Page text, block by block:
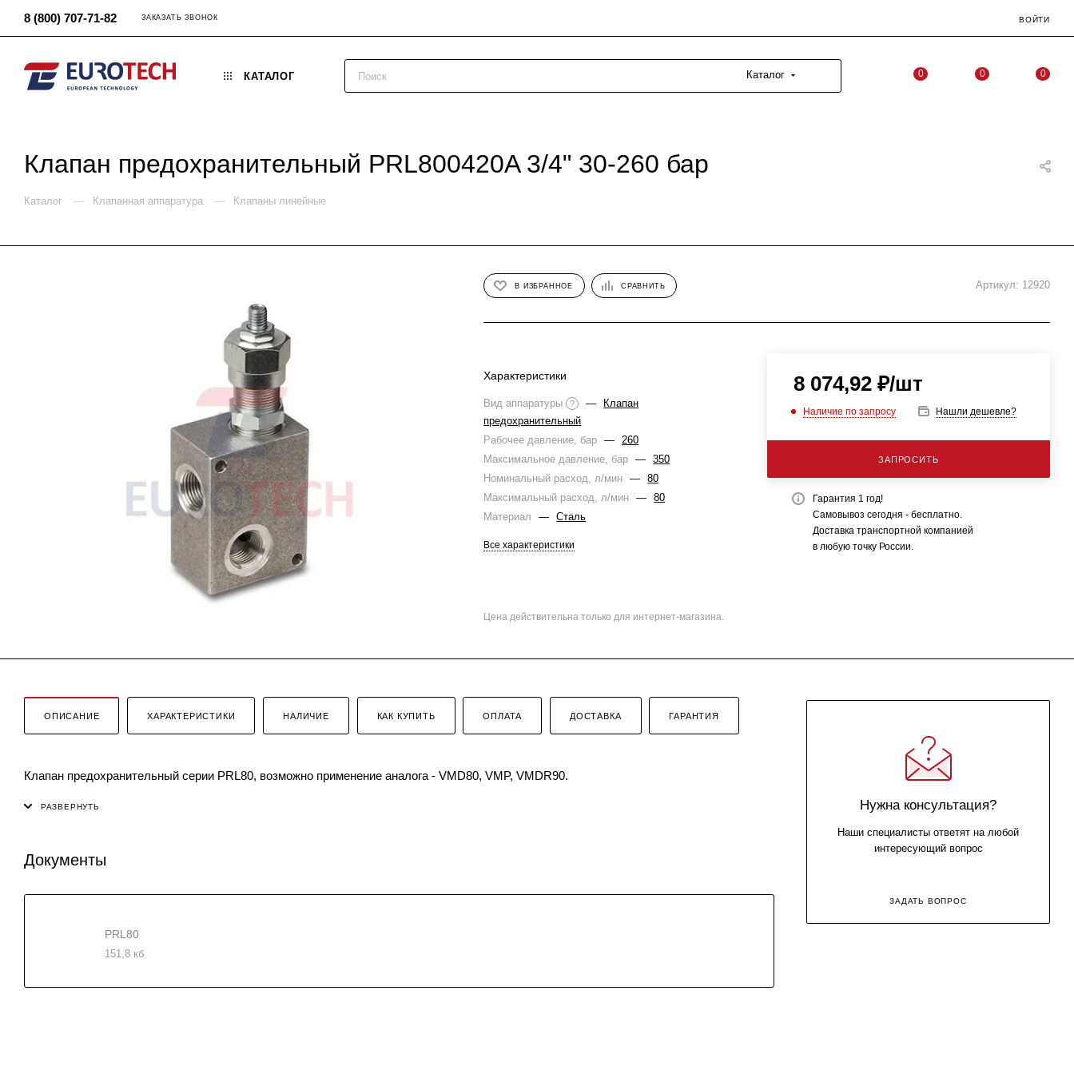
8 (800) 707-71-82 ЗАКАЗАТЬ ЗВОНОК ВОЙТИ
КАТАЛОГ Каталог 0 0 0
Клапан предохранительный PRL800420A 3/4" 30-260 бар
Каталог — Клапанная аппаратура — Клапаны линейные
В ИЗБРАННОЕ СРАВНИТЬ Артикул: 12920
Характеристики
Вид аппаратуры ? —
Клапан
предохранительный
Рабочее давление, бар
—
260
Максимальное давление, бар
—
350
Номинальный расход, л/мин
—
80
Максимальный расход, л/мин
—
80
Материал
— Сталь
Все характеристики
8 074,92₽/шт
Наличие по запросу Нашли дешевле?
ЗАПРОСИТЬ
Гарантия 1 год!
Самовывоз сегодня - бесплатно.
Доставка транспортной компанией
в любую точку России.
Цена действительна только для интернет-магазина.
ОПИСАНИЕ ХАРАКТЕРИСТИКИ НАЛИЧИЕ КАК КУПИТЬ ОПЛАТА ДОСТАВКА ГАРАНТИЯ
Клапан предохранительный серии PRL80, возможно применение аналога - VMD80, VMP, VMDR90.
Документы
PRL80
151,8 кб
Нужна консультация?
Наши специалисты ответят на любой
интересующий вопрос
ЗАДАТЬ ВОПРОС